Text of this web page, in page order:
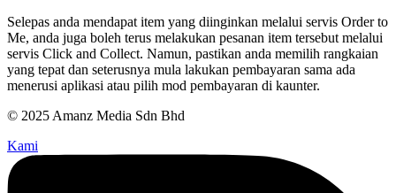
Selepas anda mendapat item yang diinginkan melalui servis Order to
Me, anda juga boleh terus melakukan pesanan item tersebut melalui
servis Click and Collect. Namun, pastikan anda memilih rangkaian
yang tepat dan seterusnya mula lakukan pembayaran sama ada
menerusi aplikasi atau pilih mod pembayaran di kaunter.
© 2025 Amanz Media Sdn Bhd
Kami